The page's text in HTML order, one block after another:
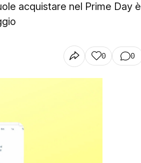
acquistare nel Prime Day è
0 0